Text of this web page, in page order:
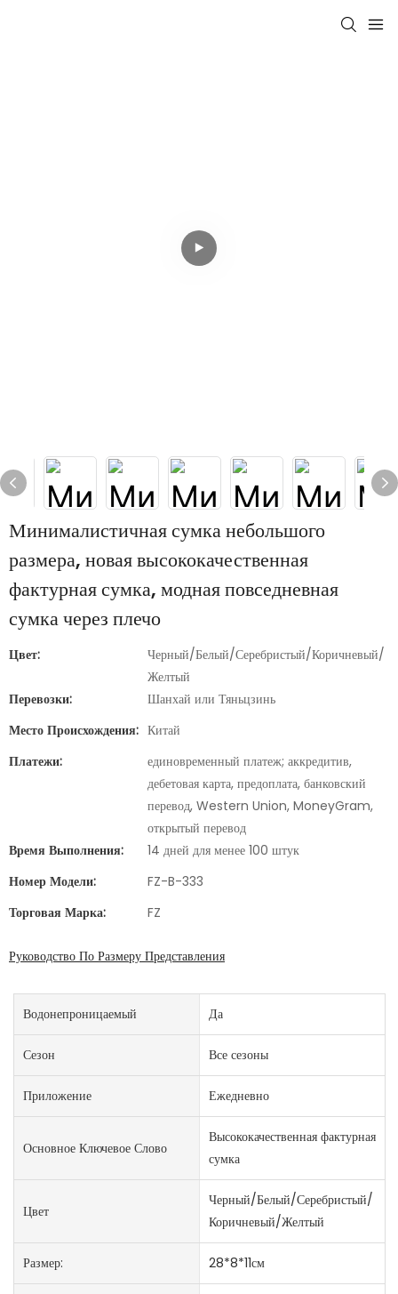
Минималистичная сумка небольшого
размера, новая высококачественная
фактурная сумка, модная повседневная
сумка через плечо
Цвет:
Черный/Белый/Серебристый/Коричневый/
Желтый
Перевозки:
Шанхай или Тяньцзинь
Место Происхождения: Китай
Платежи:
единовременный платеж; аккредитив,
дебетовая карта, предоплата, банковский
перевод, Western Union, MoneyGram,
открытый перевод
Время Выполнения:
14 дней для менее 100 штук
Номер Модели:
FZ-B-333
Торговая Марка:
FZ
Руководство По Размеру Представления
Водонепроницаемый Да
Сезон Все сезоны
Приложение Ежедневно
Основное Ключевое Слово
Высококачественная фактурная
сумка
Цвет
Черный/Белый/Серебристый/
Коричневый/Желтый
Размер: 28*8*11см